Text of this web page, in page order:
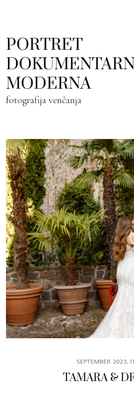
Profesionalni
PORTRET
MODERNA
fotografija venčanja
SEPTEMBER 2023,
TAMARA &